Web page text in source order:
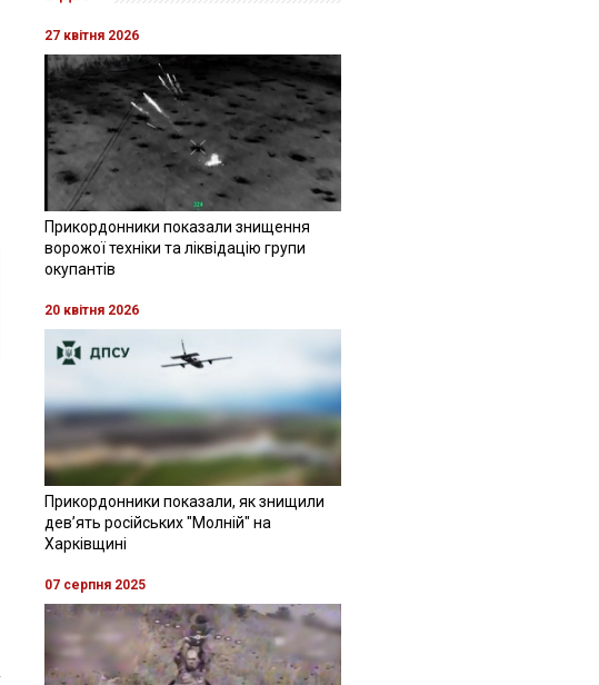
27 квітня 2026
Прикордонники показали знищення
ворожої техніки та ліквідацію групи
окупантів
20 квітня 2026
Прикордонники показали, як знищили
девʼять російських "Молній" на
Харківщині
07 серпня 2025